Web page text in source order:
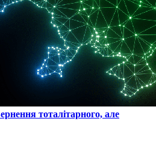
тоталітарного, але